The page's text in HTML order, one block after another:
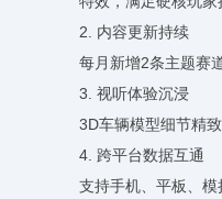
2. 内容更新持续
每月新增2条主题赛
3. 视听体验沉浸
3D车辆模型细节精
4. 跨平台数据互通
支持手机、平板、模